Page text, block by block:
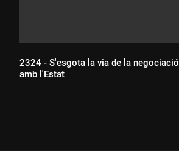
2324 - S'esgota la via de la negociació
amb l'Estat